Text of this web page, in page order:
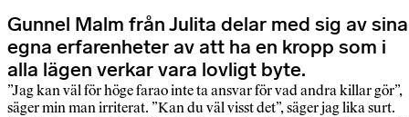
Gunnel Malm från Julita delar med sig av sina
egna erfarenheter av att ha en kropp som i
alla lägen verkar vara lovligt byte.
”Jag kan väl för höge farao inte ta ansvar för vad andra killar gör”,
säger min man irriterat. ”Kan du väl visst det”, säger jag lika surt.